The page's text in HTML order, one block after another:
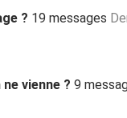
? 19 messages
vienne ? 9